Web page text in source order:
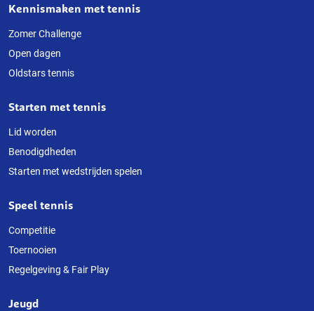
Over
deze
website
Kennismaken met tennis
Zomer Challenge
Open dagen
Oldstars tennis
Starten met tennis
Lid worden
Benodigdheden
Starten met wedstrijden spelen
Speel tennis
Competitie
Toernooien
Regelgeving & Fair Play
Jeugd